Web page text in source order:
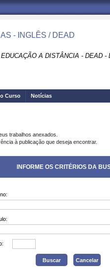
- INGLÊS / DEAD
A DISTÂNCIA - DEAD -
Curso Notícias
trabalhos anexados.
à publicação que deseja encontrar.
INFORME OS CRITÉRIOS DA